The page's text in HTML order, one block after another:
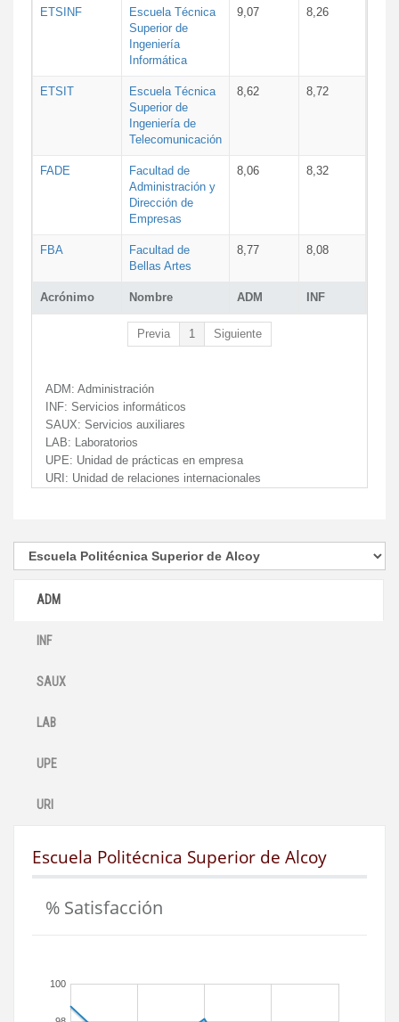
Acrónimo Nombre ADM INF
ETSINF
Escuela Técnica
Superior de
Ingeniería
Informática
9,07 8,26
ETSIT
Escuela Técnica
Superior de
Ingeniería de
Telecomunicación
8,62 8,72
FADE
Facultad de
Administración y
Dirección de
Empresas
8,06 8,32
FBA
Facultad de
Bellas Artes
8,77 8,08
Previa 1 Siguiente
ADM: Administración
INF: Servicios informáticos
SAUX: Servicios auxiliares
LAB: Laboratorios
UPE: Unidad de prácticas en empresa
URI: Unidad de relaciones internacionales
ADM
INF
SAUX
LAB
UPE
URI
Escuela Politécnica Superior de Alcoy
% Satisfacción
100